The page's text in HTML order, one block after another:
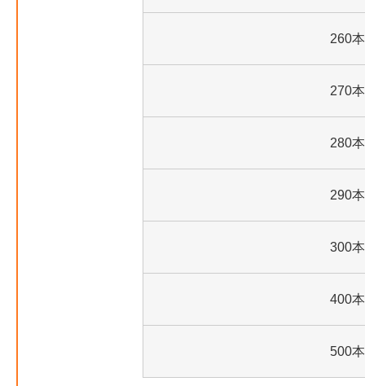
260本
270本
280本
290本
300本
400本
500本